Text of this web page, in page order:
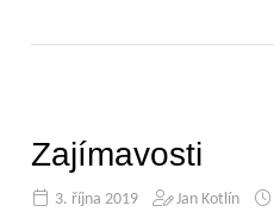
Zajímavosti
3. října 2019 Jan Kotlín